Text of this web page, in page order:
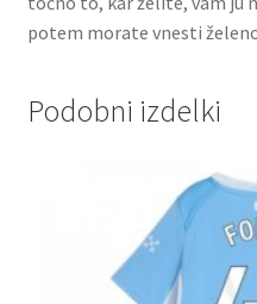
potem morate vnesti
Podobni izdelki